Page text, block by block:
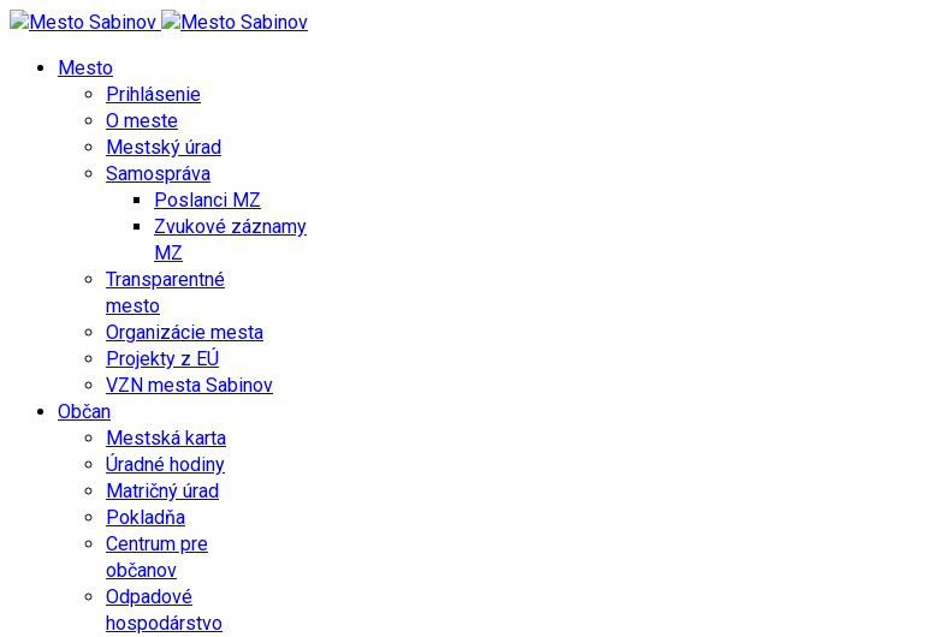
Mesto
Prihlásenie
O meste
Mestský úrad
Samospráva
Poslanci MZ
Zvukové záznamy
MZ
Transparentné
mesto
Organizácie mesta
Projekty z EÚ
VZN mesta Sabinov
Občan
Mestská karta
Úradné hodiny
Matričný úrad
Pokladňa
Centrum pre
občanov
Odpadové
hospodárstvo